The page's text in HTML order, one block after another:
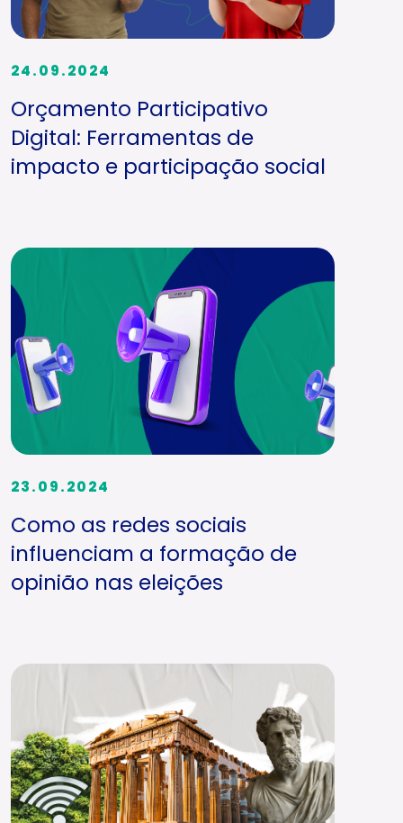
24.09.2024
Orçamento Participativo
Digital: Ferramentas de
impacto e participação social
23.09.2024
Como as redes sociais
influenciam a formação de
opinião nas eleições